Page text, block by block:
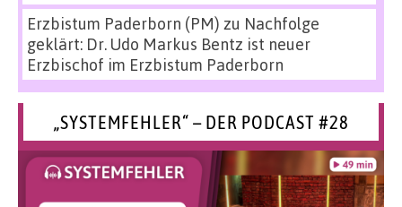
Erzbistum Paderborn (PM) zu Nachfolge
geklärt: Dr. Udo Markus Bentz ist neuer
Erzbischof im Erzbistum Paderborn
„SYSTEMFEHLER“ – DER PODCAST #28